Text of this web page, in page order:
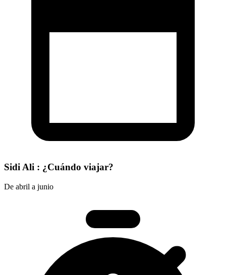
Sidi Ali : ¿Cuándo viajar?
De abril a junio